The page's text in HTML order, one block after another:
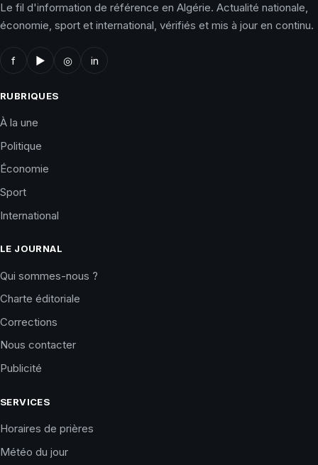
Le fil d'information de référence en Algérie. Actualité nationale,
économie, sport et international, vérifiés et mis à jour en continu.
f ▶ ◎ in
RUBRIQUES
À la une
Politique
Économie
Sport
International
LE JOURNAL
Qui sommes-nous ?
Charte éditoriale
Corrections
Nous contacter
Publicité
SERVICES
Horaires de prières
Météo du jour